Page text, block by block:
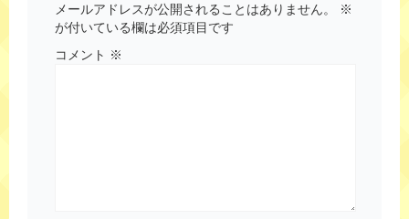
メールアドレスが公開されることはありません。
※
が付いている欄は必須項目です
コメント ※